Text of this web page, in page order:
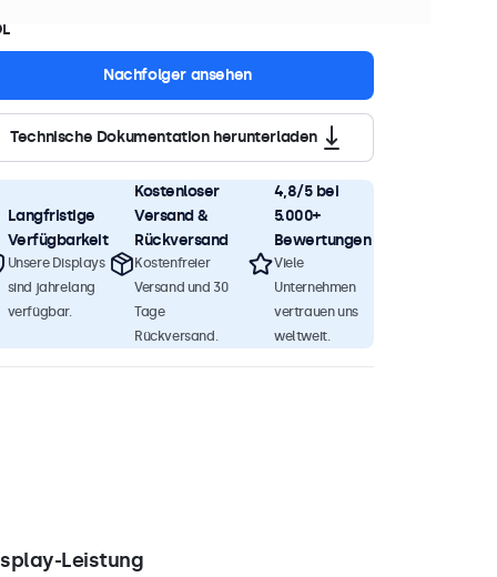
Nachfolger ansehen
Technische Dokumentation herunterladen
Langfristige
Verfügbarkeit
Unsere Displays
sind jahrelang
verfügbar.
Kostenloser
Versand &
Rückversand
Kostenfreier
Versand und 30
Tage
Rückversand.
4,8/5 bei
5.000+
Bewertungen
Viele
Unternehmen
vertrauen uns
weltweit.
Leistung